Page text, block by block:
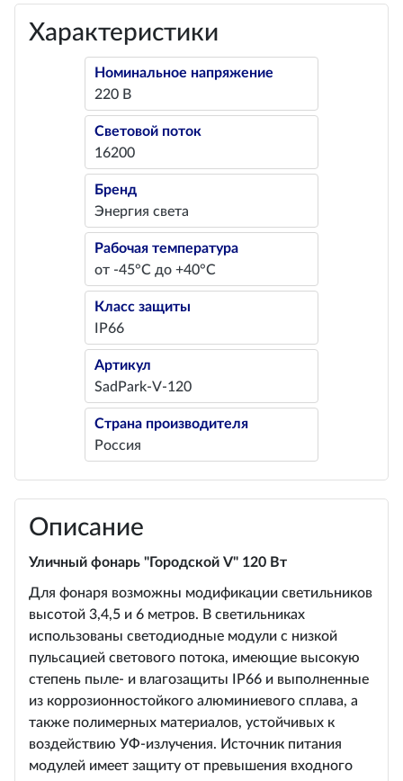
Характеристики
Номинальное напряжение
220 В
Световой поток
16200
Бренд
Энергия света
Рабочая температура
от -45°С до +40°С
Класс защиты
IP66
Артикул
SadPark-V-120
Страна производителя
Россия
Описание
Уличный фонарь "Городской V" 120 Вт
Для фонаря возможны модификации светильников
высотой 3,4,5 и 6 метров. В светильниках
использованы светодиодные модули с низкой
пульсацией светового потока, имеющие высокую
степень пыле- и влагозащиты IP66 и выполненные
из коррозионностойкого алюминиевого сплава, а
также полимерных материалов, устойчивых к
воздействию УФ-излучения. Источник питания
модулей имеет защиту от превышения входного